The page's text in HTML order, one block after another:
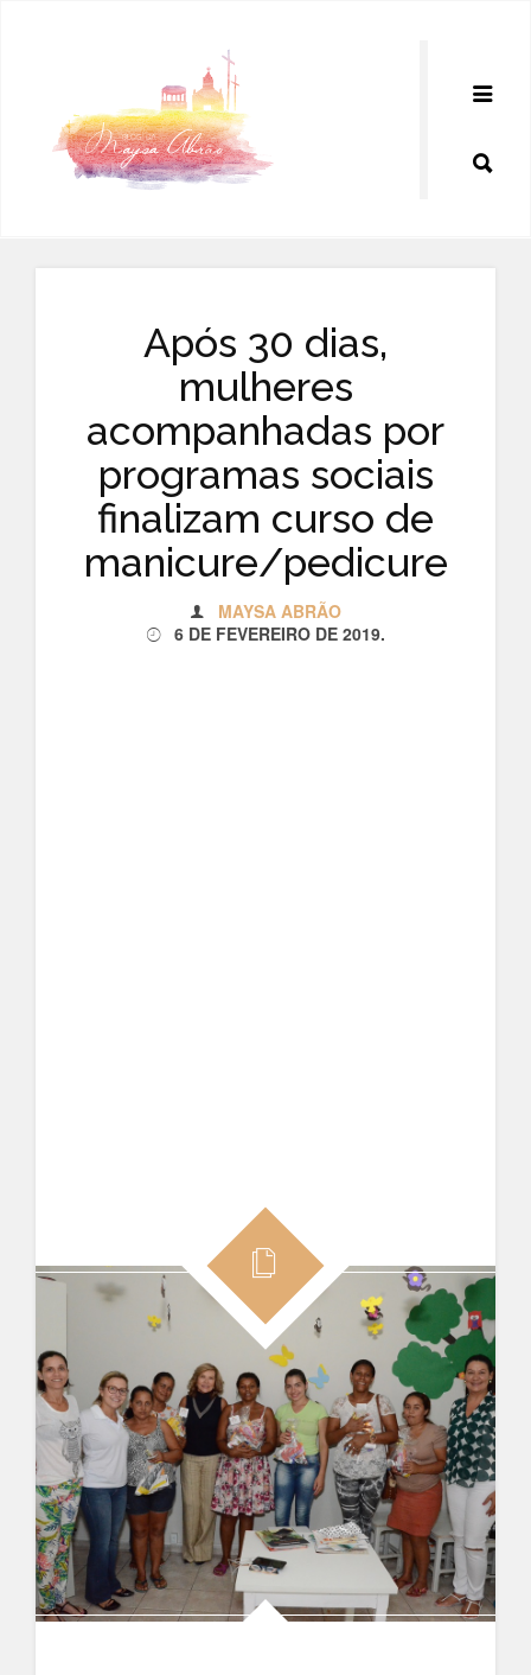
Após 30 dias,
mulheres
acompanhadas por
programas sociais
finalizam curso de
manicure/pedicure
MAYSA ABRÃO
6 DE FEVEREIRO DE 2019.